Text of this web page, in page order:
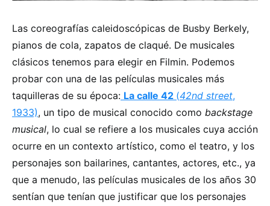
Las coreografías caleidoscópicas de Busby Berkely,
pianos de cola, zapatos de claqué. De musicales
clásicos tenemos para elegir en Filmin. Podemos
probar con una de las películas musicales más
taquilleras de su época: La calle 42 (42nd street,
1933), un tipo de musical conocido como backstage
musical, lo cual se refiere a los musicales cuya acción
ocurre en un contexto artístico, como el teatro, y los
personajes son bailarines, cantantes, actores, etc., ya
que a menudo, las películas musicales de los años 30
sentían que tenían que justificar que los personajes